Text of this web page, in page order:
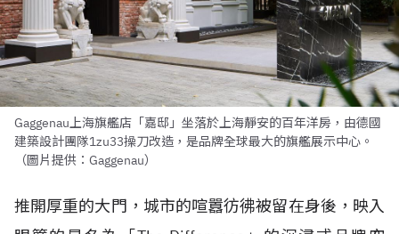
Gaggenau上海旗艦店「嘉邸」坐落於上海靜安的百年洋房，由德國
建築設計團隊1zu33操刀改造，是品牌全球最大的旗艦展示中心。
（圖片提供：Gaggenau）
推開厚重的大門，城市的喧囂彷彿被留在身後，映入